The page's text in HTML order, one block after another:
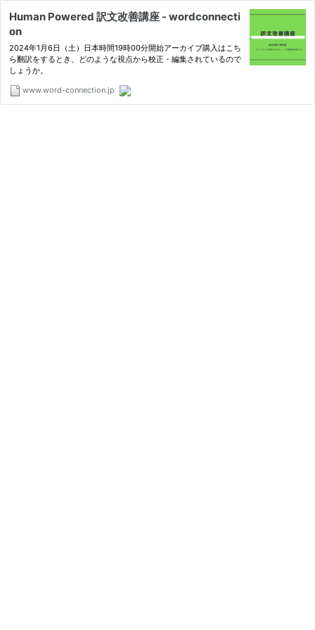
Human Powered 訳文改善講座 - wordconnecti
on
2024年1月6日（土）日本時間19時00分開始アーカイブ購入はこち
ら翻訳をするとき、どのような視点から校正・編集されているので
しょうか。
www.word-connection.jp